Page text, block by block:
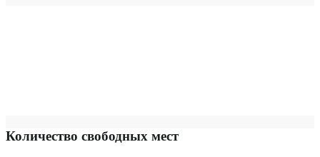
Количество свободных мест